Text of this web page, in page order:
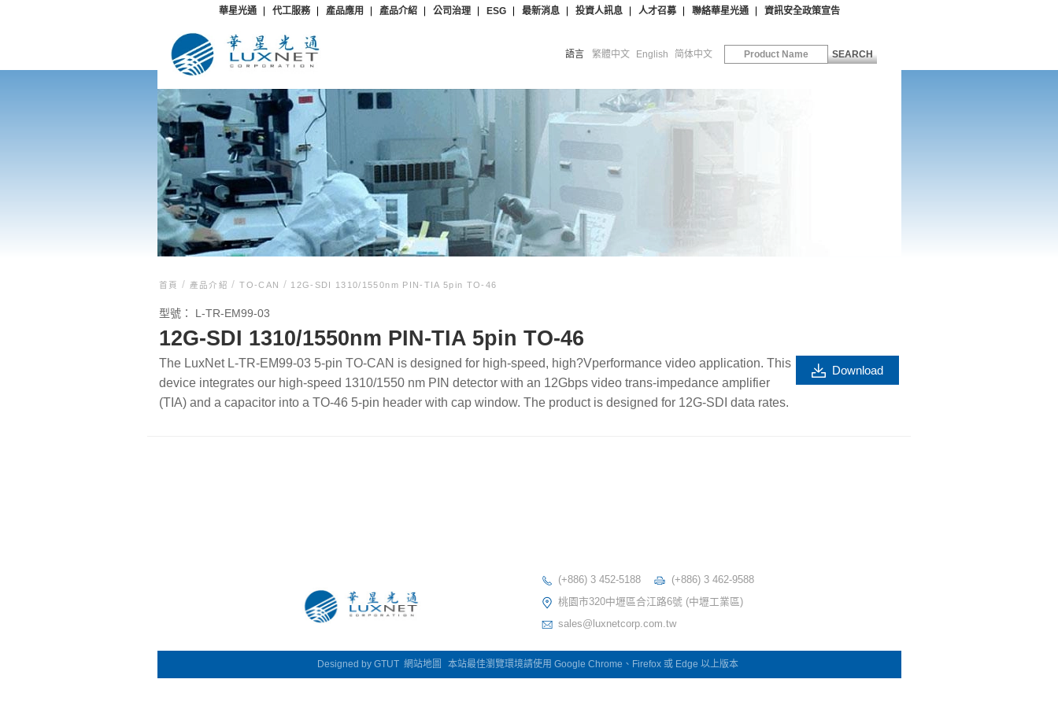
華星光通 代工服務 產品應用 產品介紹 公司治理 ESG 最新消息 投資人訊息 人才召募 聯絡華星光通 資訊安全政策宣告
語言 繁體中文 English 简体中文 SEARCH
首頁/ 產品介紹/ TO-CAN / 12G-SDI 1310/1550nm PIN-TIA 5pin TO-46
型號： L-TR-EM99-03
12G-SDI 1310/1550nm PIN-TIA 5pin TO-46
The LuxNet L-TR-EM99-03 5-pin TO-CAN is designed for high-speed, high?Vperformance video application. This
device integrates our high-speed 1310/1550 nm PIN detector with an 12Gbps video trans-impedance amplifier
(TIA) and a capacitor into a TO-46 5-pin header with cap window. The product is designed for 12G-SDI data rates.
Download
(+886) 3 452-5188
(+886) 3 462-9588
桃園市320中壢區合江路6號 (中壢工業區)
sales@luxnetcorp.com.tw
Designed by GTUT 網站地圖 本站最佳瀏覽環境請使用 Google Chrome、Firefox 或 Edge 以上版本